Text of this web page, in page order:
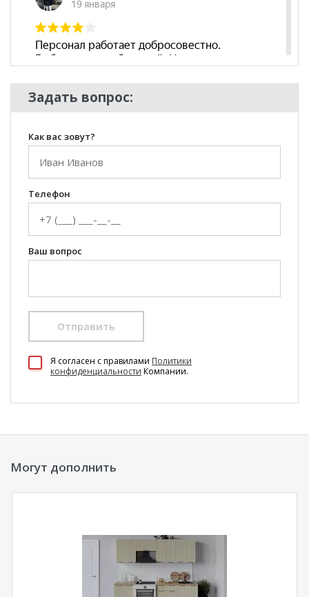
Задать вопрос:
Как вас зовут?
Телефон
Ваш вопрос
Отправить
Я согласен c правилами Политики
конфиденциальности Компании.
Могут дополнить